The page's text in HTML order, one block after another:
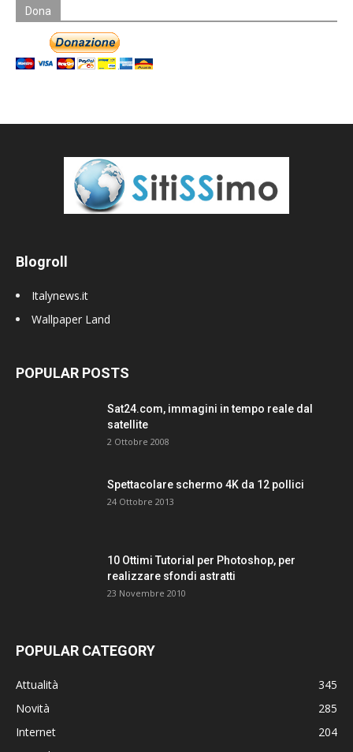
Dona
Blogroll
Italynews.it
Wallpaper Land
POPULAR POSTS
Sat24.com, immagini in tempo reale dal
satellite
2 Ottobre 2008
Spettacolare schermo 4K da 12 pollici
24 Ottobre 2013
10 Ottimi Tutorial per Photoshop, per
realizzare sfondi astratti
23 Novembre 2010
POPULAR CATEGORY
Attualità
345
Novità
285
Internet
204